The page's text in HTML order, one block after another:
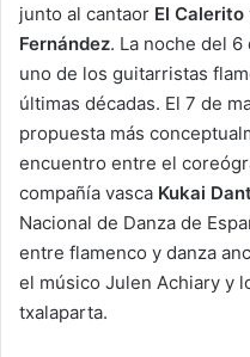
junto al cantaor El Calerito
Fernández. La noche del 6
uno de los guitarristas
últimas décadas. El 7 de
propuesta más
encuentro entre el
compañía vasca Kukai
Nacional de Danza de
entre flamenco y danza
el músico Julen Achiary y
txalaparta.